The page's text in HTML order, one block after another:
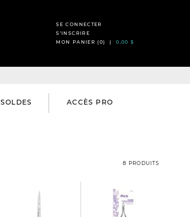
SE CONNECTER
S’INSCRIRE
MON PANIER (0) |0,00 $
SOLDES ACCÈS PRO
8 PRODUITS